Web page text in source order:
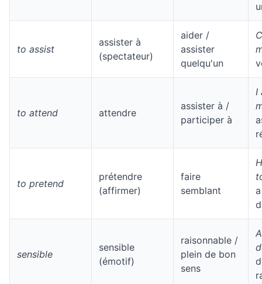
to assist
assister à
(spectateur)
aider /
assister
quelqu'un
to attend attendre
assister à /
participer à
I
to pretend
prétendre
(affirmer)
faire
semblant
sensible
sensible
(émotif)
raisonnable /
plein de bon
sens